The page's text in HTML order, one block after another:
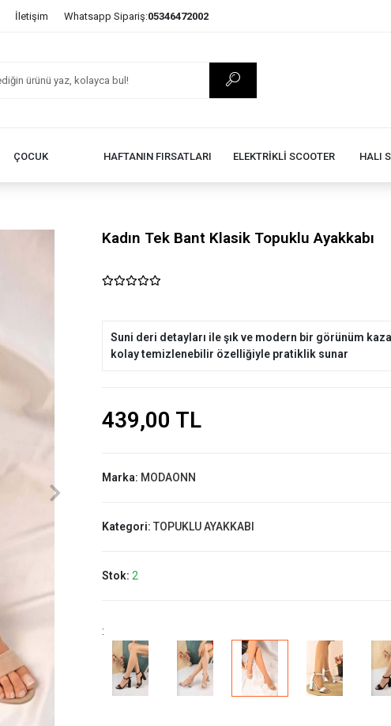
İletişim Whatsapp Sipariş:05346472002
ÇOCUK HAFTANIN FIRSATLARI ELEKTRİKLİ SCOOTER HALI
Kadın Tek Bant Klasik Topuklu Ayakkabı
Suni deri detayları ile şık ve modern bir görünüm
kolay temizlenebilir özelliğiyle pratiklik sunar
439,00 TL
Marka: MODAONN
Kategori: TOPUKLU AYAKKABI
Stok: 2
: